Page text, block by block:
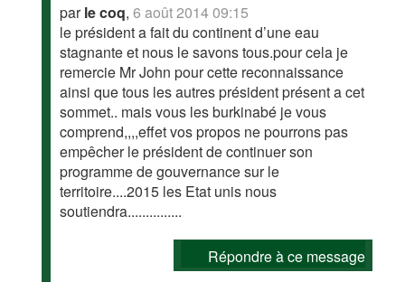
parle coq,6 août 2014 09:15
le président a fait du continent d’une eau
stagnante et nous le savons tous.pour cela je
remercie Mr John pour cette reconnaissance
ainsi que tous les autres président présent a cet
sommet.. mais vous les burkinabé je vous
comprend,,,,effet vos propos ne pourrons pas
empêcher le président de continuer son
programme de gouvernance sur le
territoire....2015 les Etat unis nous
soutiendra...............
Répondre à ce message